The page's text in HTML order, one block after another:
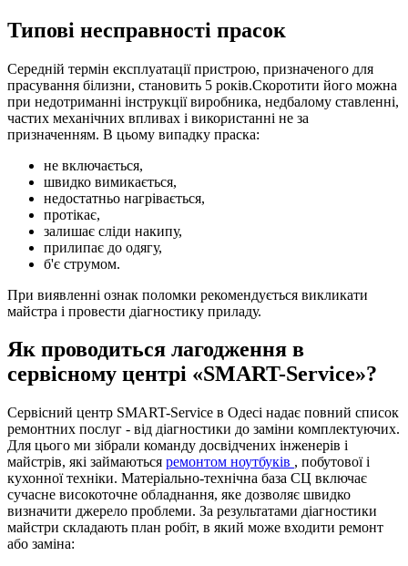
Типові несправності прасок
Середній термін експлуатації пристрою, призначеного для
прасування білизни, становить 5 років.Скоротити його можна
при недотриманні інструкції виробника, недбалому ставленні,
частих механічних впливах і використанні не за
призначенням. В цьому випадку праска:
не включається,
швидко вимикається,
недостатньо нагрівається,
протікає,
залишає сліди накипу,
прилипає до одягу,
б'є струмом.
При виявленні ознак поломки рекомендується викликати
майстра і провести діагностику приладу.
Як проводиться лагодження в
сервісному центрі «SMART-Service»?
Сервісний центр SMART-Service в Одесі надає повний список
ремонтних послуг - від діагностики до заміни комплектуючих.
Для цього ми зібрали команду досвідчених інженерів і
майстрів, які займаються ремонтом ноутбуків , побутової і
кухонної техніки. Матеріально-технічна база СЦ включає
сучасне високоточне обладнання, яке дозволяє швидко
визначити джерело проблеми. За результатами діагностики
майстри складають план робіт, в який може входити ремонт
або заміна: